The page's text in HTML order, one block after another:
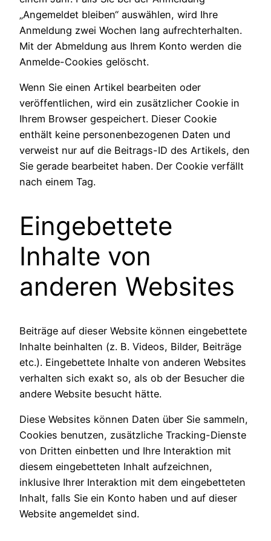
„Angemeldet bleiben“ auswählen, wird Ihre
Anmeldung zwei Wochen lang aufrechterhalten.
Mit der Abmeldung aus Ihrem Konto werden die
Anmelde-Cookies gelöscht.
Wenn Sie einen Artikel bearbeiten oder
veröffentlichen, wird ein zusätzlicher Cookie in
Ihrem Browser gespeichert. Dieser Cookie
enthält keine personenbezogenen Daten und
verweist nur auf die Beitrags-ID des Artikels, den
Sie gerade bearbeitet haben. Der Cookie verfällt
nach einem Tag.
Eingebettete
Inhalte von
anderen Websites
Beiträge auf dieser Website können eingebettete
Inhalte beinhalten (z. B. Videos, Bilder, Beiträge
etc.). Eingebettete Inhalte von anderen Websites
verhalten sich exakt so, als ob der Besucher die
andere Website besucht hätte.
Diese Websites können Daten über Sie sammeln,
Cookies benutzen, zusätzliche Tracking-Dienste
von Dritten einbetten und Ihre Interaktion mit
diesem eingebetteten Inhalt aufzeichnen,
inklusive Ihrer Interaktion mit dem eingebetteten
Inhalt, falls Sie ein Konto haben und auf dieser
Website angemeldet sind.